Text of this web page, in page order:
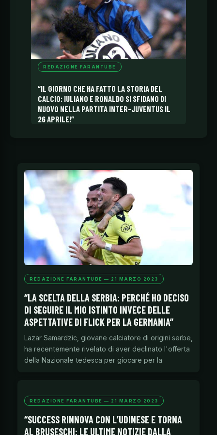
REDAZIONE FARANTUBE
“IL GIORNO CHE HA FATTO LA STORIA DEL
CALCIO: IULIANO E RONALDO SI SFIDANO DI
NUOVO NELLA PARTITA INTER-JUVENTUS IL
26 APRILE!”
REDAZIONE FARANTUBE — 21 MARZO 2023
“LA SCELTA DELLA SERBIA: PERCHÉ HO DECISO
DI SEGUIRE IL MIO ISTINTO INVECE DELLE
ASPETTATIVE DI FLICK PER LA GERMANIA”
Lazar Samardzic, giovane calciatore di origini serbe,
ha recentemente rivelato di aver declinato l'offerta
della Nazionale tedesca per giocare per la
REDAZIONE FARANTUBE — 21 MARZO 2023
“SUCCESS RINNOVA CON L’UDINESE E TORNA
AL BRUSESCHI: LE ULTIME NOTIZIE DALLA